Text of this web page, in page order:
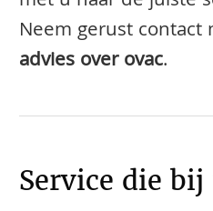
Neem gerust
advies over ovac.
Service die bij